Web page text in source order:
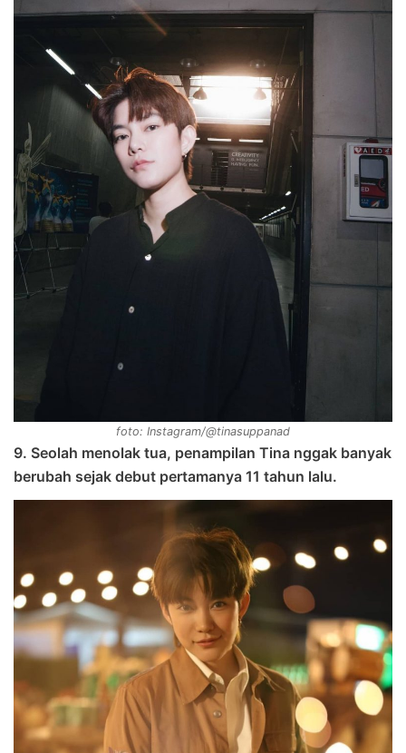
foto: Instagram/@tinasuppanad
9. Seolah menolak tua, penampilan Tina nggak banyak
berubah sejak debut pertamanya 11 tahun lalu.